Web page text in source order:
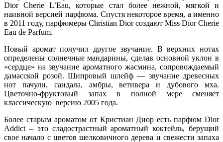
Dior Cherie L’Eau, которые стал более нежной, мягкой и
наивной версией парфюма. Спустя некоторое время, а именно
в 2011 году, парфюмеры Christian Dior создают Miss Dior Cherie
Eau de Parfum.
Новый аромат получил другое звучание. В верхних нотах
определены солнечные мандарины, сделав основной уклон в
«сердце» на звучание ароматного жасмина, сопровождаемый
дамасской розой. Шипровый шлейф — звучание древесных
нот пачули, сандала, амбры, ветивера и дубового мха.
Цветочно-фруктовый запах в полной мере сменяет
классическую версию 2005 года.
Более старым ароматом от Кристиан Диор есть парфюм Dior
Addict – это сладострастный ароматный коктейль, берущий
свое начало с цветов шелковичного дерева и свежести запаха